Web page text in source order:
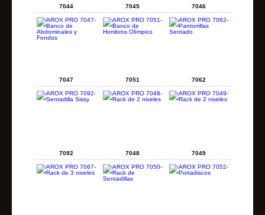
7044 7045 7046
7047 7051 7062
7092 7048 7049